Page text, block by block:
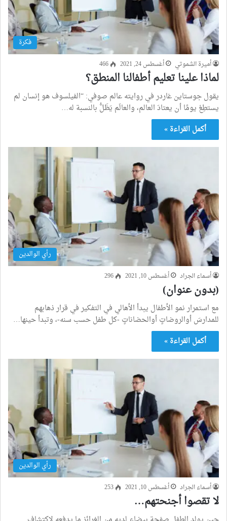
فكرة
أميرة الشموتي أغسطس 24, 2021 466
لماذا علينا تعليم أطفالنا المنطق؟
يقول جوستاين غاردر في روايته عالم صوفي: “الفيلسوف هو إنسان لم
يستطِعْ يومًا أن يعتادَ العالم، والعالَم يَظَلُّ بالنسبة له…
أكمل القراءة »
رأي الوالدين
أسماء الجراد أغسطس 10, 2021 296
(بدون عنوان)
مع استمرار نمو الأطفال يبدأ الأهالي في التفكير في قرار ذهابهم
للمدارسَ أوالروضاتٍ أوالحضاناتٍ -كل طفل حسب سنه-، وتبدأ حينها…
أكمل القراءة »
رأي الوالدين
أسماء الجراد أغسطس 10, 2021 253
لا تقصوا أجنحتهم…